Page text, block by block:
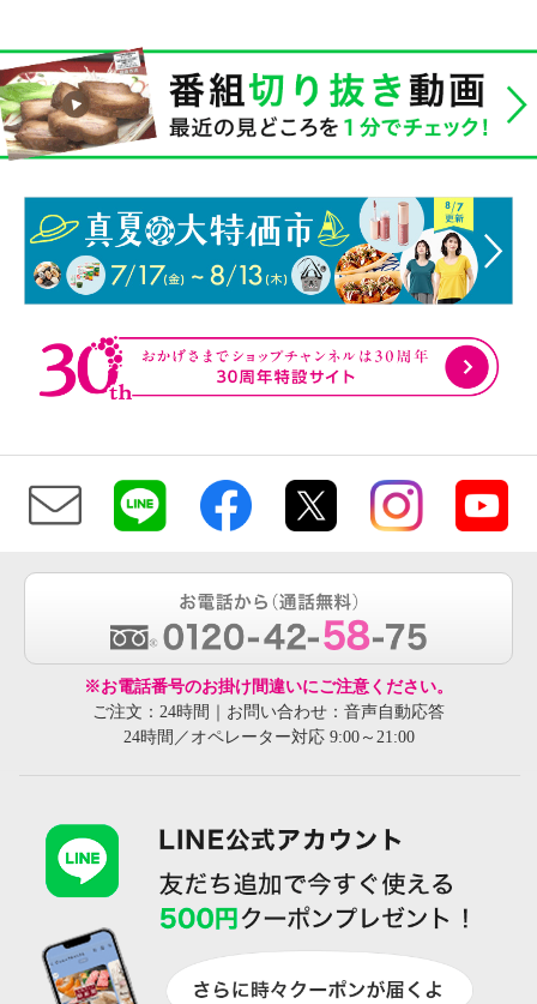
※お電話番号のお掛け間違いにご注意ください。
ご注文：24時間｜お問い合わせ：音声自動応答
24時間／オペレーター対応 9:00～21:00